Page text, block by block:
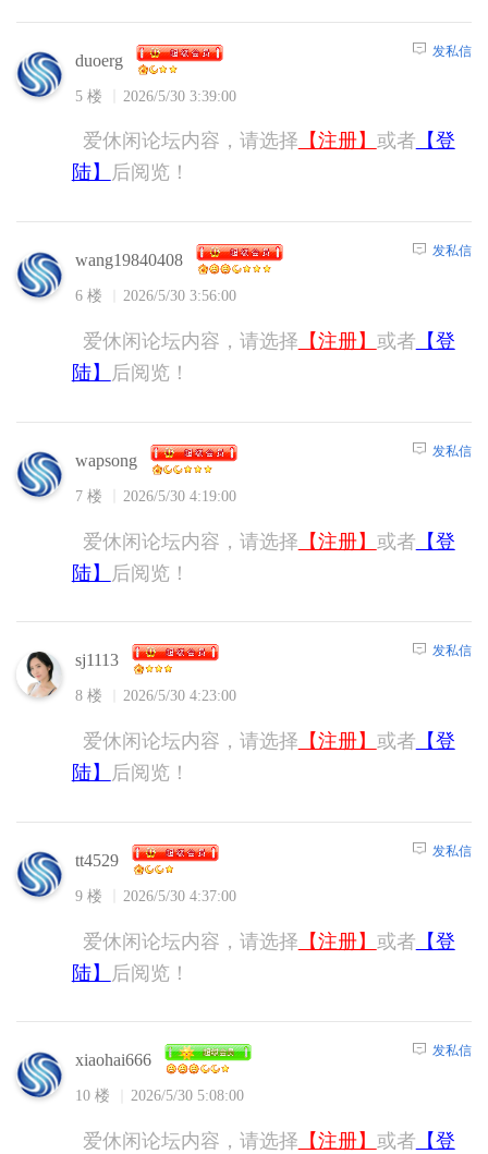
duoerg
5 楼 2026/5/30 3:39:00
发私信
爱休闲论坛内容，请选择 【注册】 或者 【登
陆】
后阅览！
wang19840408
6 楼 2026/5/30 3:56:00
发私信
爱休闲论坛内容，请选择 【注册】 或者 【登
陆】
后阅览！
wapsong
7 楼 2026/5/30 4:19:00
发私信
爱休闲论坛内容，请选择 【注册】 或者 【登
陆】
后阅览！
sj1113
8 楼 2026/5/30 4:23:00
发私信
爱休闲论坛内容，请选择 【注册】 或者 【登
陆】
后阅览！
tt4529
9 楼 2026/5/30 4:37:00
发私信
爱休闲论坛内容，请选择 【注册】 或者 【登
陆】
后阅览！
xiaohai666
10 楼 2026/5/30 5:08:00
发私信
爱休闲论坛内容，请选择 【注册】 或者 【登